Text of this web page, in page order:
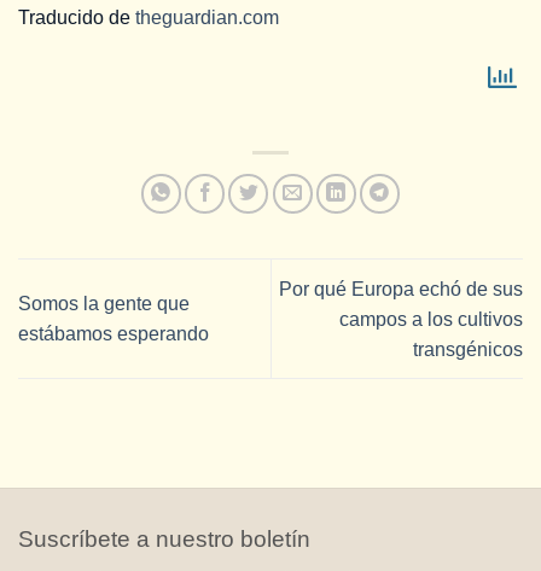
Traducido de theguardian.com
Somos la gente que
estábamos esperando
Por qué Europa echó de sus
campos a los cultivos
transgénicos
Suscríbete a nuestro boletín